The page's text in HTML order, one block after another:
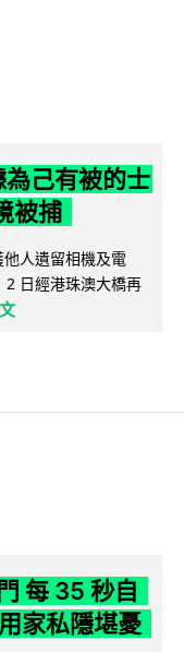
己有被的士
被捕
人遺留相機及電
2 日經港珠澳大橋再
每 35 秒自
家私隱堪憂